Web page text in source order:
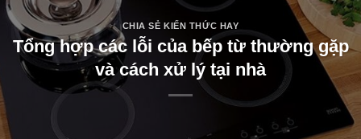
CHIA SẺ KIẾN THỨC HAY
Tổng hợp các lỗi của bếp từ thường gặp
và cách xử lý tại nhà